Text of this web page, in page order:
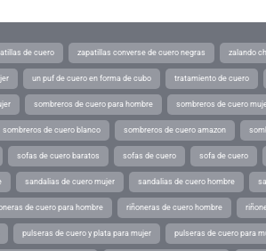
de cuero zapatillas converse de cuero negras zalando
un puf de cuero en forma de cubo tratamiento de cuero
sombreros de cuero para hombre sombreros de cuero
sombreros de cuero blanco sombreros de cuero amazon
sofas de cuero baratos sofas de cuero sofa de cuero
sandalias de cuero mujer sandalias de cuero hombre
de cuero para hombre riñoneras de cuero hombre
pulseras de cuero y plata para mujer pulseras de cuero para